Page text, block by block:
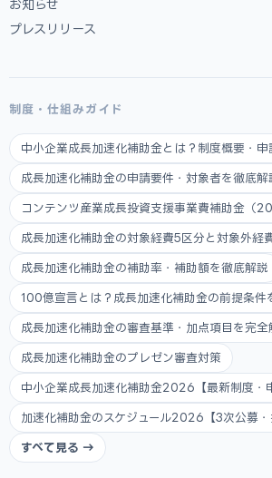
お知らせ
プレスリリース
制度・仕組みガイド
中小企業成長加速化補助金とは？制度概要・申
成長加速化補助金の申請要件・対象者を徹底解
コンテンツ産業成長投資支援事業費補助金（
成長加速化補助金の対象経費5区分と対象外経
成長加速化補助金の補助率・補助額を徹底解説
100億宣言とは？成長加速化補助金の前提条件
成長加速化補助金の審査基準・加点項目を完全
成長加速化補助金のプレゼン審査対策
中小企業成長加速化補助金2026【最新制度・
加速化補助金のスケジュール2026【3次公募・
すべて見る →